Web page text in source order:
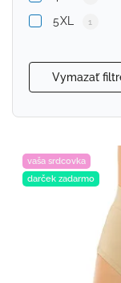
5XL 1
Vymazať
vaša srdcovka
darček zadarmo